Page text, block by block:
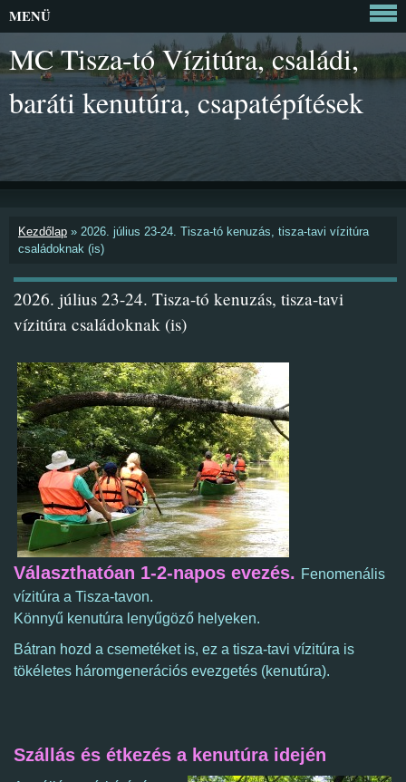
MC Tisza-tó Vízitúra, családi,
baráti kenutúra, csapatépítések
Kezdőlap » 2026. július 23-24. Tisza-tó kenuzás, tisza-tavi vízitúra
családoknak (is)
2026. július 23-24. Tisza-tó kenuzás, tisza-tavi
vízitúra családoknak (is)
Választhatóan 1-2-napos evezés. Fenomenális
vízitúra a Tisza-tavon.
Könnyű kenutúra lenyűgöző helyeken.
Bátran hozd a csemetéket is, ez a tisza-tavi vízitúra is
tökéletes háromgenerációs evezgetés (kenutúra).
Szállás és étkezés a kenutúra idején
MENÜ